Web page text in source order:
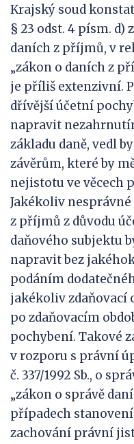
Krajský soud
§ 23 odst. 4 písm. d)
daních z příjmů, v
„zákon o daních z
je příliš extenzivní.
dřívější účetní
napravit
základu daně, vedl
závěrům, které by
nejistotu ve věcech
Jakékoliv
z příjmů z důvodu
daňového subjektu
napravit bez
podáním
jakékoliv zdaňovací
po zdaňovacím
pochybení. Takové
v rozporu s právní
č. 337/1992 Sb., o
„zákon o správě
případech
zachování právní